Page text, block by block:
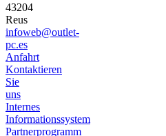
43204
Reus
infoweb@outlet-
pc.es
Anfahrt
Kontaktieren
Sie
uns
Internes
Informationssystem
Partnerprogramm